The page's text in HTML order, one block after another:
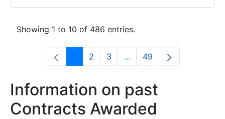
Showing 1 to 10 of 486 entries.
Page
1 Page
2 Page
3 ...Intermediate Pages Use
Page
49
Information on past
Contracts Awarded